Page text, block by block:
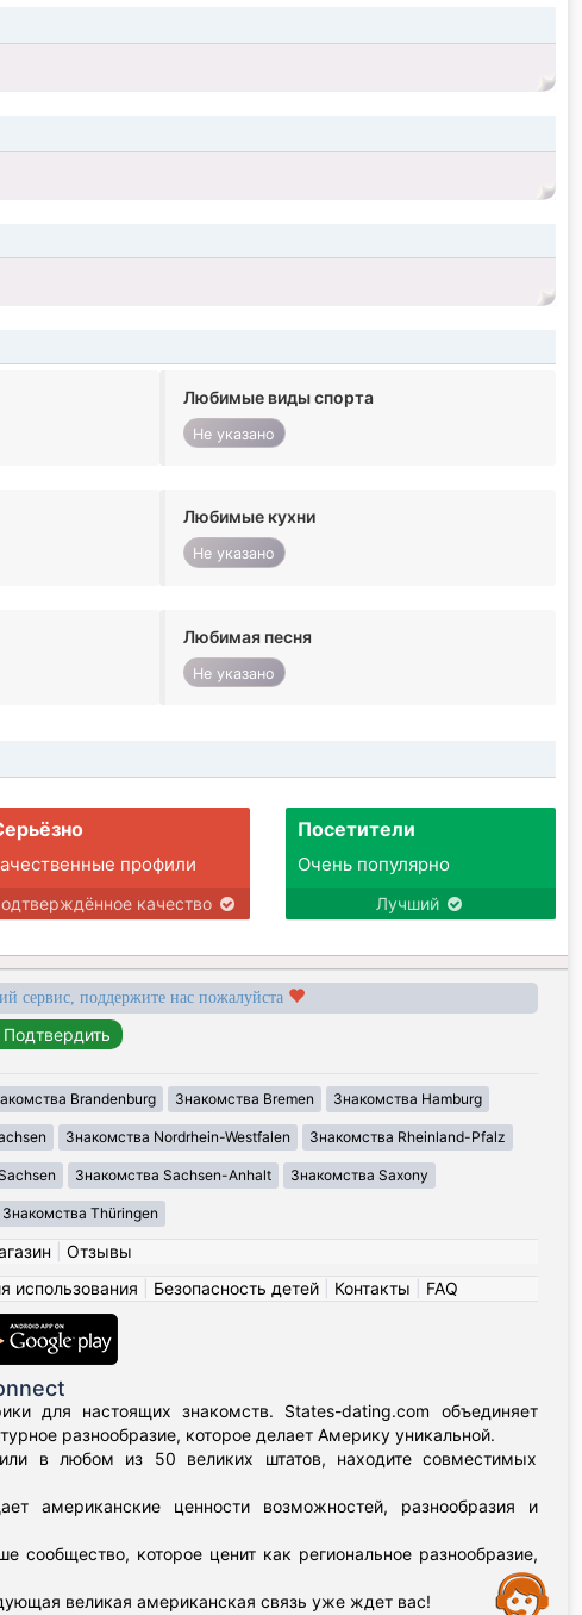
Любимые виды спорта
Не указано
Любимые кухни
Не указано
Любимая песня
Не указано
профили
качество
Посетители
Очень популярно
Лучший
сервис, поддержите нас пожалуйста
Brandenburg Знакомства Bremen Знакомства Hamburg
Знакомства Nordrhein-Westfalen Знакомства Rheinland-Pfalz
Знакомства Sachsen-Anhalt Знакомства Saxony
Знакомства Thüringen
Отзывы
использования Безопасность детей Контакты FAQ
для настоящих знакомств. States-dating.com объединяет
разнообразие, которое делает Америку уникальной.
в любом из 50 великих штатов, находите совместимых
американские ценности возможностей, разнообразия и
которое ценит как региональное разнообразие,
великая американская связь уже ждет вас!